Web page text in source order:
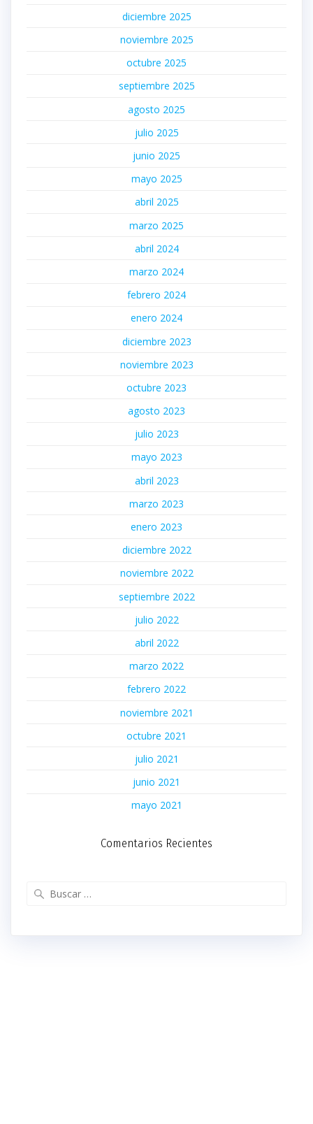
diciembre 2025
noviembre 2025
octubre 2025
septiembre 2025
agosto 2025
julio 2025
junio 2025
mayo 2025
abril 2025
marzo 2025
abril 2024
marzo 2024
febrero 2024
enero 2024
diciembre 2023
noviembre 2023
octubre 2023
agosto 2023
julio 2023
mayo 2023
abril 2023
marzo 2023
enero 2023
diciembre 2022
noviembre 2022
septiembre 2022
julio 2022
abril 2022
marzo 2022
febrero 2022
noviembre 2021
octubre 2021
julio 2021
junio 2021
mayo 2021
Comentarios Recientes